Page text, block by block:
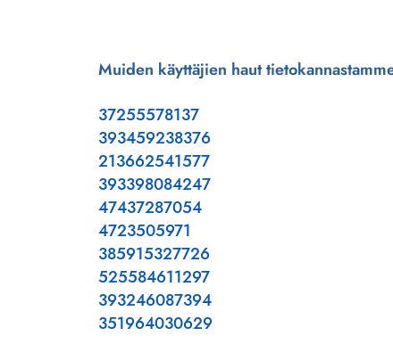
Muiden käyttäjien haut
37255578137
393459238376
213662541577
393398084247
47437287054
4723505971
385915327726
525584611297
393246087394
351964030629